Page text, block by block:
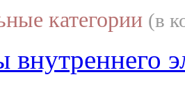
категории (в
внутреннего